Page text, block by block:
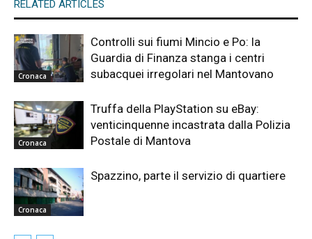
RELATED ARTICLES
Cronaca
Controlli sui fiumi Mincio e Po: la
Guardia di Finanza stanga i centri
subacquei irregolari nel Mantovano
Cronaca
Truffa della PlayStation su eBay:
venticinquenne incastrata dalla Polizia
Postale di Mantova
Cronaca
Spazzino, parte il servizio di quartiere